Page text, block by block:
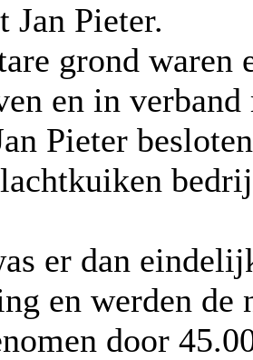
Jan Pieter.
grond
en in
Pieter
er dan
en werden de
door